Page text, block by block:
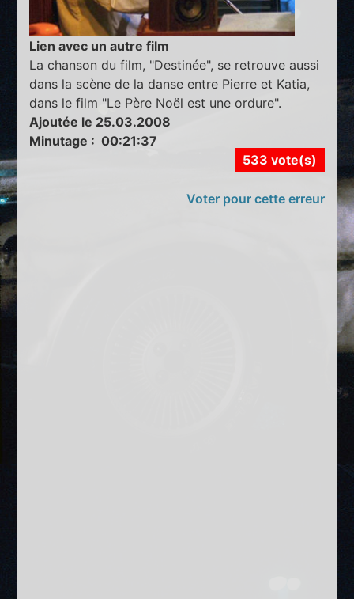
Lien avec un autre film
La chanson du film, "Destinée", se retrouve aussi
dans la scène de la danse entre Pierre et Katia,
dans le film "Le Père Noël est une ordure".
Ajoutée le 25.03.2008
Minutage : 00:21:37
533 vote(s)
Voter pour cette erreur